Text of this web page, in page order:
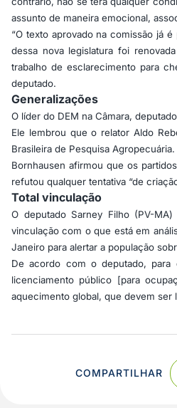
assunto de maneira emocional,
“O texto aprovado na comissão já
dessa nova legislatura foi
trabalho de esclarecimento para
deputado.
Generalizações
O líder do DEM na Câmara,
Ele lembrou que o relator Aldo
Brasileira de Pesquisa Agropecuária.
Bornhausen afirmou que os
refutou qualquer tentativa “de
Total vinculação
O deputado Sarney Filho (PV-
vinculação com o que está em
Janeiro para alertar a população
De acordo com o deputado, para
licenciamento público [para
aquecimento global, que devem ser
COMPARTILHAR